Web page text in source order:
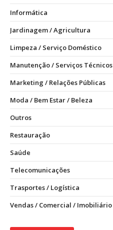
Informática
Jardinagem / Agricultura
Limpeza / Serviço Doméstico
Manutenção / Serviços Técnicos
Marketing / Relações Públicas
Moda / Bem Estar / Beleza
Outros
Restauração
Saúde
Telecomunicações
Trasportes / Logística
Vendas / Comercial / Imobiliário